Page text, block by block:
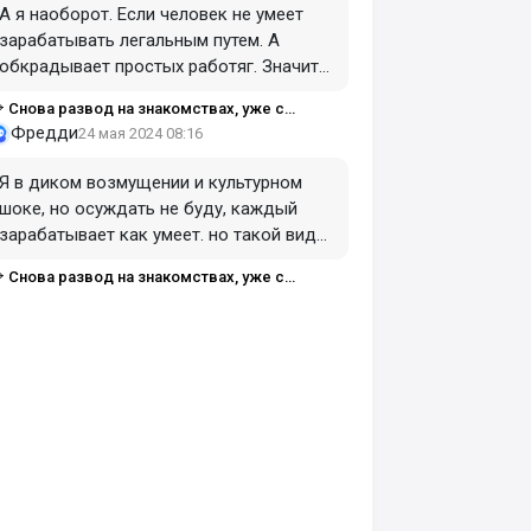
я наоборот. Если человек не умеет
легальным путем. А
простых работяг. Значит
к нормальной жизни. И
её старается портить. Поэтому, я
таких надо наказывать по
Изолировать от нормального
Фредди24 мая 2024 08:16
в диком возмущении и культурном
но осуждать не буду, каждый
как умеет. но такой вид